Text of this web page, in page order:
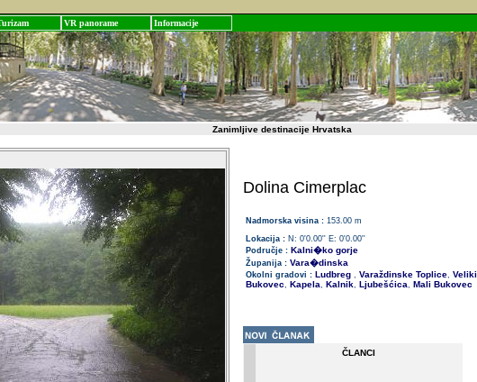
VR panorame Informacije
Zanimljive destinacije Hrvatska
Dolina Cimerplac
Nadmorska visina : 153.00 m
Lokacija : N: 0'0.00'' E: 0'0.00''
Područje : Kalni�ko gorje
Županija : Vara�dinska
Okolni gradovi : Ludbreg , Varaždinske Toplice, Veliki
Bukovec, Kapela, Kalnik, Ljubešćica, Mali Bukovec
ČLANCI